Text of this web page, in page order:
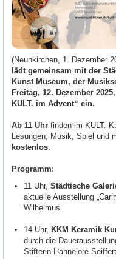
(Neunkirchen, 1. Dezember
lädt gemeinsam mit der
Kunst Museum, der
Freitag, 12. Dezember
KULT. im Advent“ ein.
Ab 11 Uhr finden im KULT.
Lesungen, Musik, Spiel und
kostenlos.
Programm:
11 Uhr, Städtische
aktuelle Ausstellung
Wilhelmus
14 Uhr, KKM Keramik
durch die
Stifterin Hannelore Seiffert